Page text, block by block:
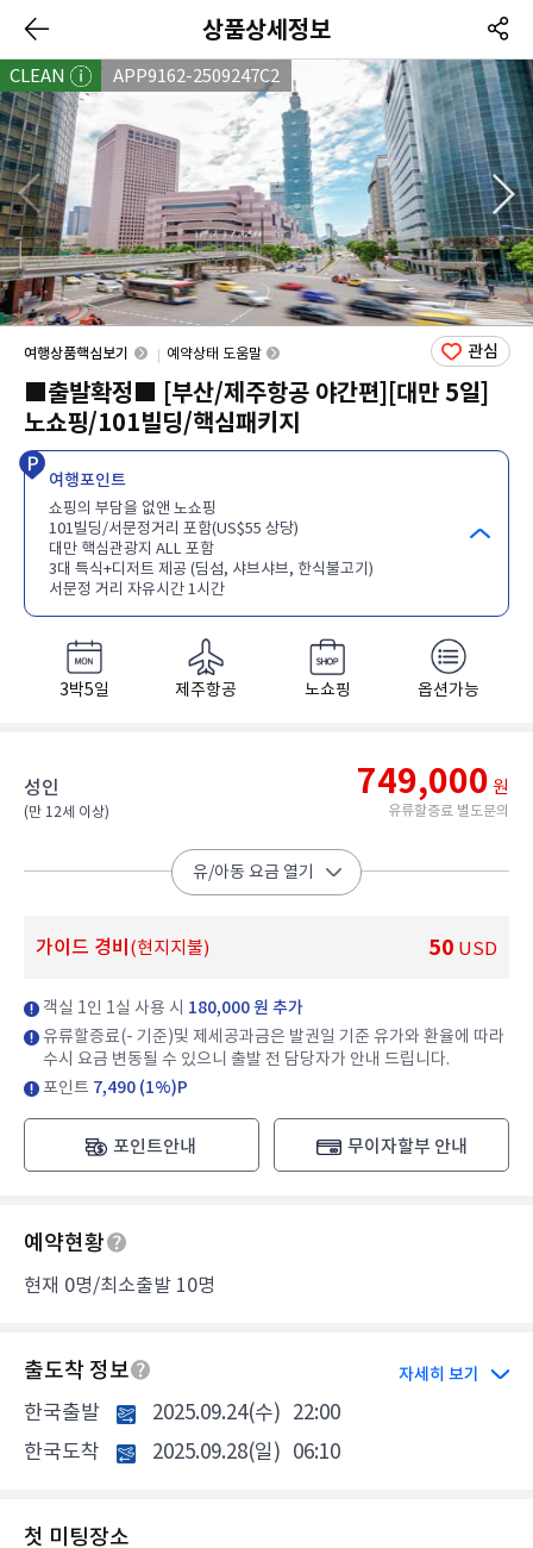
상품상세정보
CLEAN APP9162-2509247C2
여행상품핵심보기 예약상태 도움말
■출발확정■ [부산/제주항공 야간편][대만 5일]
노쇼핑/101빌딩/핵심패키지
여행포인트
쇼핑의 부담을 없앤 노쇼핑
101빌딩/서문정거리 포함(US$55 상당)
대만 핵심관광지 ALL 포함
3대 특식+디저트 제공 (딤섬, 샤브샤브, 한식불고기)
서문정 거리 자유시간 1시간
3박5일 제주항공 노쇼핑 옵션가능
관심
성인
(만 12세 이상)​
749,000 원
유류할증료 별도문의
유/아동 요금 열기
가이드 경비 (현지지불) 50 USD
객실 1인 1실 사용 시 180,000 원 추가
유류할증료(- 기준)및 제세공과금은 발권일 기준 유가와 환율에 따라
수시 요금 변동될 수 있으니 출발 전 담당자가 안내 드립니다.
포인트 7,490 (1%)P
포인트안내 무이자할부 안내
예약현황
현재 0명/최소출발 10명
출도착 정보 자세히 보기
한국출발 2025.09.24(수) 22:00
한국도착
2025.09.28(일) 06:10
첫 미팅장소